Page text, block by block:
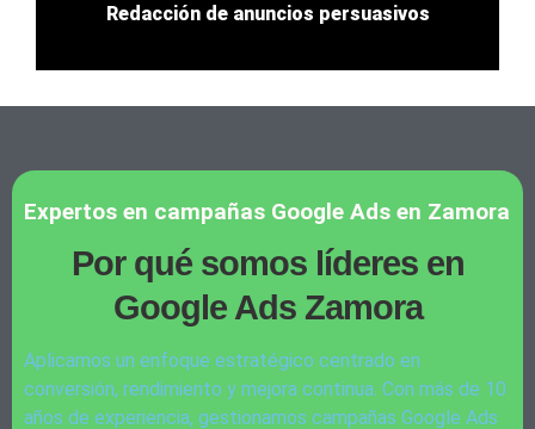
Redacción de anuncios persuasivos
Expertos en campañas Google Ads en Zamora
Por qué somos líderes en
Google Ads Zamora
Aplicamos un enfoque estratégico centrado en
conversión, rendimiento y mejora continua. Con más de 10
años de experiencia, gestionamos campañas Google Ads